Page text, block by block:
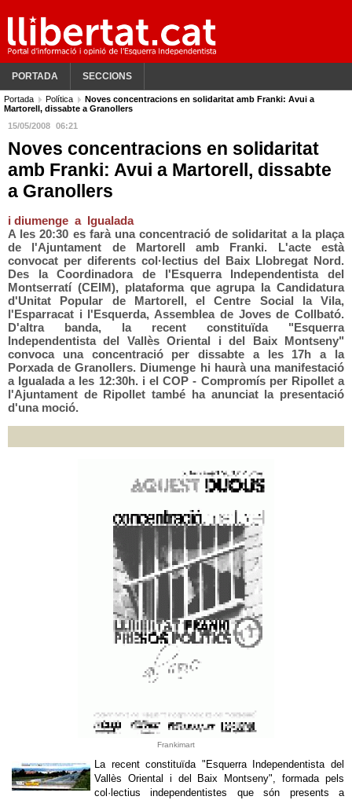
PORTADA SECCIONS
Portada Política
Noves concentracions en solidaritat amb Franki: Avui a
Martorell, dissabte a Granollers
15/05/2008 06:21
Noves concentracions en solidaritat
amb Franki: Avui a Martorell, dissabte
a Granollers
i diumenge a Igualada
A les 20:30 es farà una concentració de solidaritat a la plaça
de l'Ajuntament de Martorell amb Franki. L'acte està
convocat per diferents col·lectius del Baix Llobregat Nord.
Des la Coordinadora de l'Esquerra Independentista del
Montserratí (CEIM), plataforma que agrupa la Candidatura
d'Unitat Popular de Martorell, el Centre Social la Vila,
l'Esparracat i l'Esquerda, Assemblea de Joves de Collbató.
D'altra banda, la recent constituïda "Esquerra
Independentista del Vallès Oriental i del Baix Montseny"
convoca una concentració per dissabte a les 17h a la
Porxada de Granollers. Diumenge hi haurà una manifestació
a Igualada a les 12:30h. i el COP - Compromís per Ripollet a
l'Ajuntament de Ripollet també ha anunciat la presentació
d'una moció.
Frankimart
La recent constituïda "Esquerra Independentista del
Vallès Oriental i del Baix Montseny", formada pels
col·lectius independentistes que són presents a